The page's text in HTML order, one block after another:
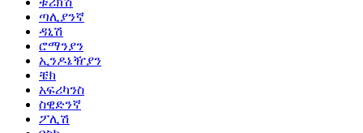
ጣሊያንኛ
ዳኒሽ
ሮማንያን
ኢንዶኔዥያን
ቼክ
አፍሪካንስ
ስዊድንኛ
ፖሊሽ